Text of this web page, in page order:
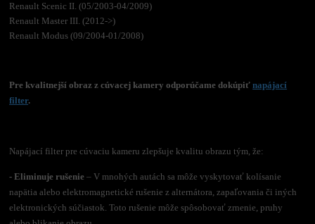
Renault Scenic II. (05/2003-04/2009)
Renault Master III. (2012->)
Renault Modus (09/2004-01/2008)
Pre kvalitnejší obraz z cúvacej kamery odporúčame dokúpiťnapájací
filter.
Napájací filter pre cúvaciu kameru zlepšuje kvalitu obrazu tým, že:
- Eliminuje rušenie – V mnohých autách sa môže vyskytovať kolísanie
napätia alebo elektromagnetické rušenie z alternátora, zapaľovania či iných
elektronických súčiastok. Toto rušenie môže spôsobovať zrnenie, pruhy